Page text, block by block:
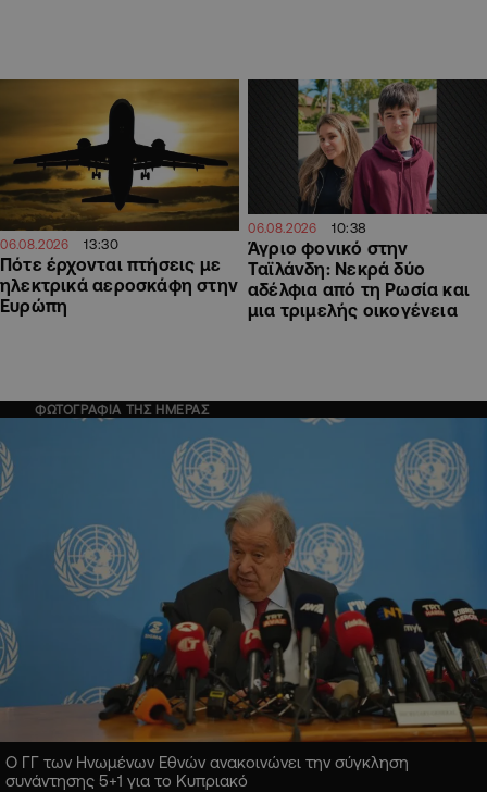
06.08.2026 13:30
Πότε έρχονται πτήσεις με
ηλεκτρικά αεροσκάφη στην
Ευρώπη
06.08.2026 10:38
Άγριο φονικό στην
Ταϊλάνδη: Νεκρά δύο
αδέλφια από τη Ρωσία και
μια τριμελής οικογένεια
ΦΩΤΟΓΡΑΦΙΑ ΤΗΣ ΗΜΕΡΑΣ
Ο ΓΓ των Ηνωμένων Εθνών ανακοινώνει την σύγκληση
συνάντησης 5+1 για το Κυπριακό